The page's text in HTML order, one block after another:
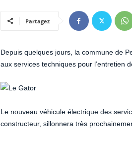
Partagez
Depuis quelques jours, la commune de
aux services techniques pour l’entretien
Le nouveau véhicule électrique des
constructeur, sillonnera très